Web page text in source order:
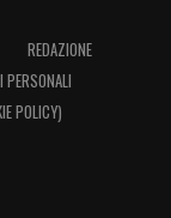
REDAZIONE
PERSONALI
POLICY)